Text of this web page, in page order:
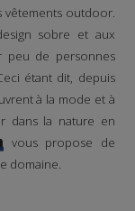
outdoor.
sobre et aux
peu de personnes
étant dit, depuis
à la mode et à
dans la nature en
vous propose de
domaine.